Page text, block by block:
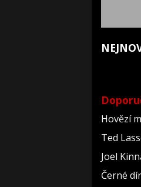
Hovězí
Ted
Joel
Černé